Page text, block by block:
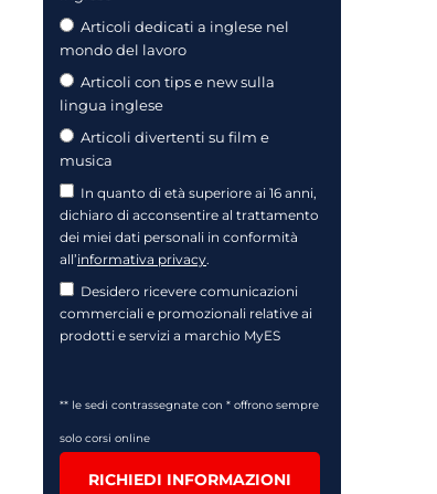
Articoli dedicati a inglese nel
mondo del lavoro
Articoli con tips e new sulla
lingua inglese
Articoli divertenti su film e
musica
In quanto di età superiore ai 16 anni,
dichiaro di acconsentire al trattamento
dei miei dati personali in conformità
all’informativa privacy.
Desidero ricevere comunicazioni
commerciali e promozionali relative ai
prodotti e servizi a marchio MyES
** le sedi contrassegnate con * offrono sempre
solo corsi online
RICHIEDI INFORMAZIONI